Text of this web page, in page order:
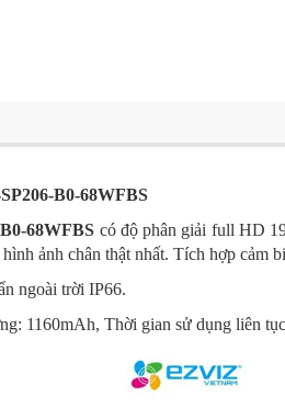
B0-68WFBS
68WFBS có độ phân giải full HD
ảnh chân thật nhất. Tích hợp cảm
ngoài trời IP66.
1160mAh, Thời gian sử dụng liên